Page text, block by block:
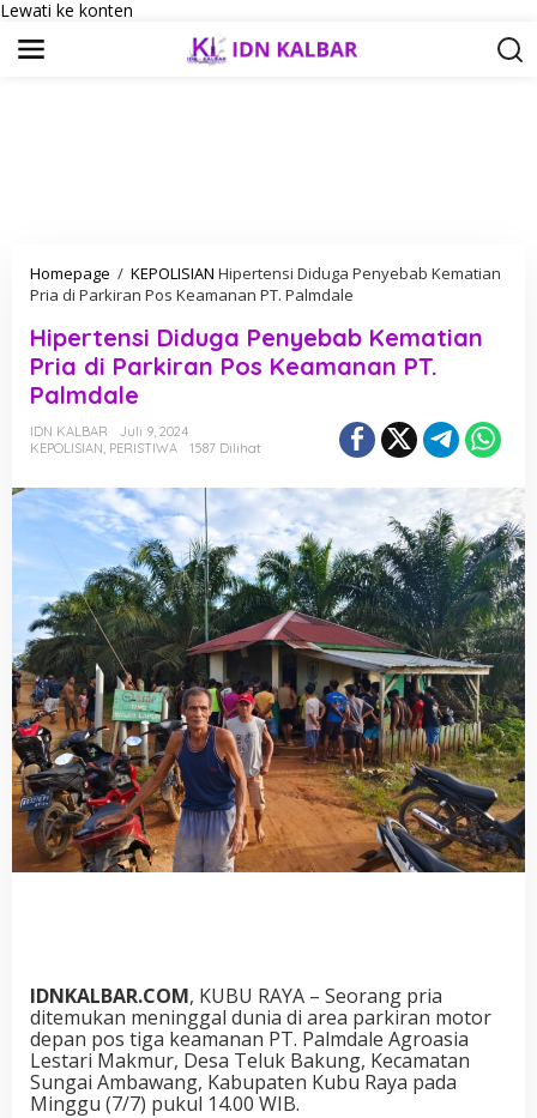
Lewati ke konten
Homepage / KEPOLISIAN Hipertensi Diduga Penyebab Kematian
Pria di Parkiran Pos Keamanan PT. Palmdale
Hipertensi Diduga Penyebab Kematian
Pria di Parkiran Pos Keamanan PT.
Palmdale
IDN KALBAR
Juli 9, 2024
KEPOLISIAN, PERISTIWA 1587 Dilihat
IDNKALBAR.COM, KUBU RAYA – Seorang pria
ditemukan meninggal dunia di area parkiran motor
depan pos tiga keamanan PT. Palmdale Agroasia
Lestari Makmur, Desa Teluk Bakung, Kecamatan
Sungai Ambawang, Kabupaten Kubu Raya pada
Minggu (7/7) pukul 14.00 WIB.